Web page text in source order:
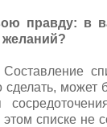
правду: в
желаний?
сделать, может
списке не